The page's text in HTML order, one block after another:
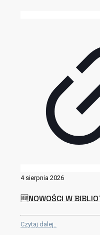
4 sierpnia 2026
🆕NOWOŚCI W
Czytaj dalej..